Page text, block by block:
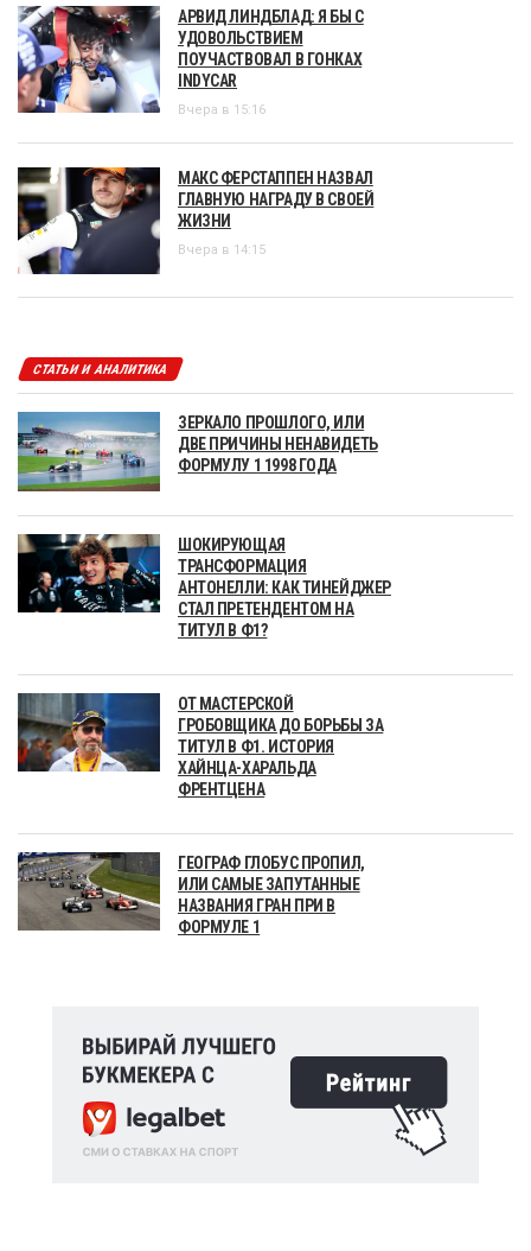
АРВИД ЛИНДБЛАД: Я БЫ С
УДОВОЛЬСТВИЕМ
ПОУЧАСТВОВАЛ В ГОНКАХ
INDYCAR
Вчера в 15:16
МАКС ФЕРСТАППЕН НАЗВАЛ
ГЛАВНУЮ НАГРАДУ В СВОЕЙ
ЖИЗНИ
Вчера в 14:15
СТАТЬИ И АНАЛИТИКА
ЗЕРКАЛО ПРОШЛОГО, ИЛИ
ДВЕ ПРИЧИНЫ НЕНАВИДЕТЬ
ФОРМУЛУ 1 1998 ГОДА
ШОКИРУЮЩАЯ
ТРАНСФОРМАЦИЯ
АНТОНЕЛЛИ: КАК ТИНЕЙДЖЕР
СТАЛ ПРЕТЕНДЕНТОМ НА
ТИТУЛ В Ф1?
ОТ МАСТЕРСКОЙ
ГРОБОВЩИКА ДО БОРЬБЫ ЗА
ТИТУЛ В Ф1. ИСТОРИЯ
ХАЙНЦА-ХАРАЛЬДА
ФРЕНТЦЕНА
ГЕОГРАФ ГЛОБУС ПРОПИЛ,
ИЛИ САМЫЕ ЗАПУТАННЫЕ
НАЗВАНИЯ ГРАН ПРИ В
ФОРМУЛЕ 1